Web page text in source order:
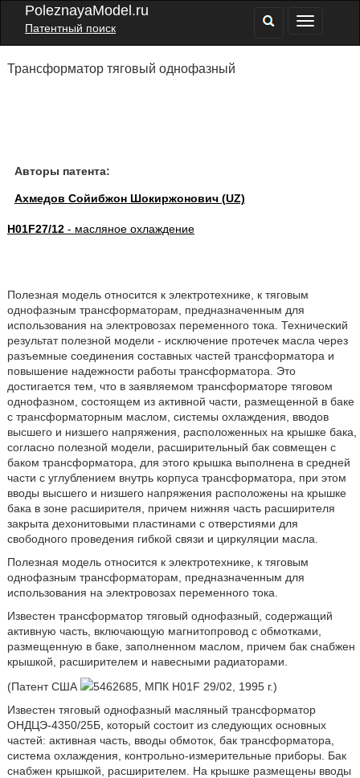
PoleznayaModel.ru
Патентный поиск
Трансформатор тяговый однофазный
Авторы патента:
Ахмедов Сойибжон Шокиржонович (UZ)
H01F27/12- масляное охлаждение
Полезная модель относится к электротехнике, к тяговым
однофазным трансформаторам, предназначенным для
использования на электровозах переменного тока. Технический
результат полезной модели - исключение протечек масла через
разъемные соединения составных частей трансформатора и
повышение надежности работы трансформатора. Это
достигается тем, что в заявляемом трансформаторе тяговом
однофазном, состоящем из активной части, размещенной в баке
с трансформаторным маслом, системы охлаждения, вводов
высшего и низшего напряжения, расположенных на крышке бака,
согласно полезной модели, расширительный бак совмещен с
баком трансформатора, для этого крышка выполнена в средней
части с углублением внутрь корпуса трансформатора, при этом
вводы высшего и низшего напряжения расположены на крышке
бака в зоне расширителя, причем нижняя часть расширителя
закрыта дехонитовыми пластинами с отверстиями для
свободного проведения гибкой связи и циркуляции масла.
Полезная модель относится к электротехнике, к тяговым
однофазным трансформаторам, предназначенным для
использования на электровозах переменного тока.
Известен трансформатор тяговый однофазный, содержащий
активную часть, включающую магнитопровод с обмотками,
размещенную в баке, заполненном маслом, причем бак снабжен
крышкой, расширителем и навесными радиаторами.
(Патент США
5462685, МПК H01F 29/02, 1995 г.)
Известен тяговый однофазный масляный трансформатор
ОНДЦЭ-4350/25Б, который состоит из следующих основных
частей: активная часть, вводы обмоток, бак трансформатора,
система охлаждения, контрольно-измерительные приборы. Бак
снабжен крышкой, расширителем. На крышке размещены вводы